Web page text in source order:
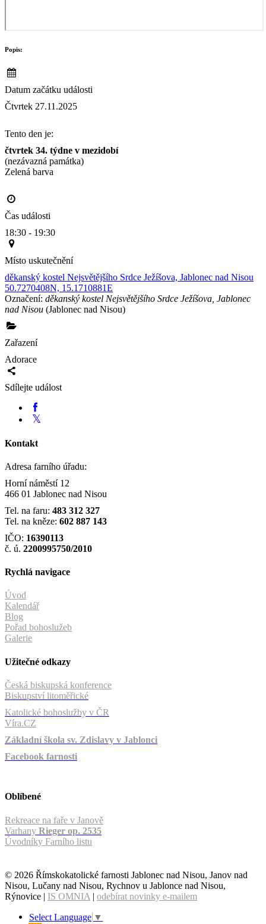
Popis:
Datum začátku události
Čtvrtek 27.11.2025
Tento den je:
čtvrtek 34. týdne v mezidobí
(nezávazná památka)
Zelená barva
Čas události
18:30 - 19:30
Místo uskutečnění
děkanský kostel Nejsvětějšího Srdce Ježíšova, Jablonec nad Nisou
50.7270408N, 15.1710881E
Označení: děkanský kostel Nejsvětějšího Srdce Ježíšova, Jablonec
nad Nisou (Jablonec nad Nisou)
Zařazení
Adorace
Sdílejte událost
Kontakt
Adresa farního úřadu:
Horní náměstí 12
466 01 Jablonec nad Nisou
Tel. na faru: 483 312 327
Tel. na kněze: 602 887 143
IČO: 16390113
č. ú. 2200995750/2010
Rychlá navigace
Úvod
Kalendář
Blog
Pořad bohoslužeb
Galerie
Užitečné odkazy
Česká biskupská konference
Biskupství litoměřické
Katolické bohoslužby v ČR
Víra.CZ
Základní škola sv. Zdislavy v Jablonci
Facebook farnosti
Oblíbené
Rekreace na faře v Janově
Varhany Rieger op. 2535
Úvodníky Farního listu
© 2026 Římskokatolické farnosti Jablonec nad Nisou, Janov nad
Nisou, Lučany nad Nisou, Rychnov u Jablonce nad Nisou,
Rýnovice | IS OMNIA | odebírat novinky e-mailem
Select Language ▼